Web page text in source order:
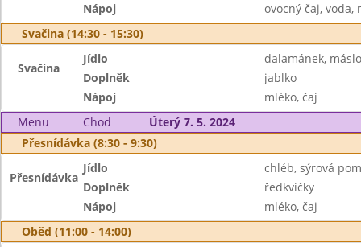
Nápoj
ovocný čaj, voda,
Svačina (14:30 - 15:30)
Svačina
Jídlo
dalamánek, máslo
Doplněk
jablko
Nápoj
mléko, čaj
Menu
Chod
Úterý 7. 5. 2024
Přesnídávka (8:30 - 9:30)
Přesnídávka
Jídlo
chléb, sýrová
Doplněk
ředkvičky
Nápoj
mléko, čaj
Oběd (11:00 - 14:00)